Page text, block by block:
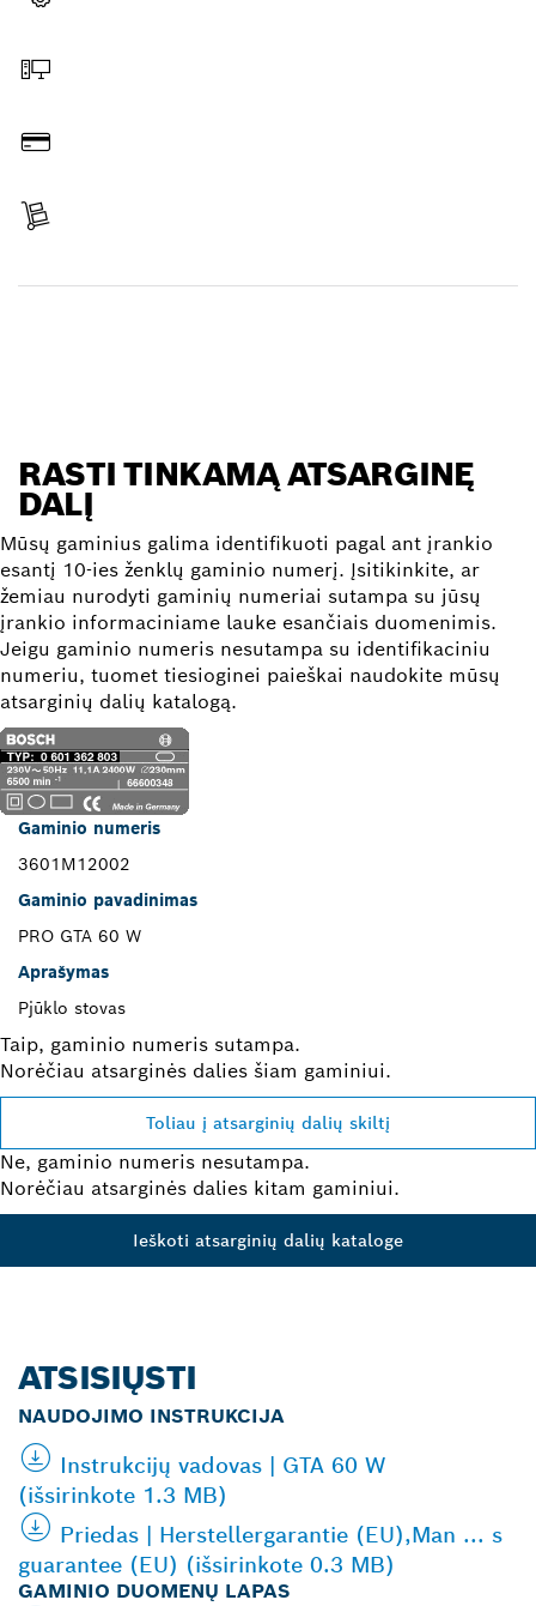
RASTI TINKAMĄ ATSARGINĘ
DALĮ
Mūsų gaminius galima identifikuoti pagal ant įrankio
esantį 10-ies ženklų gaminio numerį. Įsitikinkite, ar
žemiau nurodyti gaminių numeriai sutampa su jūsų
įrankio informaciniame lauke esančiais duomenimis.
Jeigu gaminio numeris nesutampa su identifikaciniu
numeriu, tuomet tiesioginei paieškai naudokite mūsų
atsarginių dalių katalogą.
Gaminio numeris
3601M12002
Gaminio pavadinimas
PRO GTA 60 W
Aprašymas
Pjūklo stovas
Taip, gaminio numeris sutampa.
Norėčiau atsarginės dalies šiam gaminiui.
Toliau į atsarginių dalių skiltį
Ne, gaminio numeris nesutampa.
Norėčiau atsarginės dalies kitam gaminiui.
Ieškoti atsarginių dalių kataloge
ATSISIŲSTI
NAUDOJIMO INSTRUKCIJA
Instrukcijų vadovas | GTA 60 W
(išsirinkote 1.3 MB)
Priedas | Herstellergarantie (EU),Man ... s
guarantee (EU) (išsirinkote 0.3 MB)
GAMINIO DUOMENŲ LAPAS